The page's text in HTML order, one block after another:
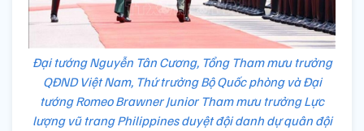
Đại tướng Nguyễn Tân Cương, Tổng Tham mưu trưởng
QĐND Việt Nam, Thứ trưởng Bộ Quốc phòng và Đại
tướng Romeo Brawner Junior Tham mưu trưởng Lực
lượng vũ trang Philippines duyệt đội danh dự quân đội